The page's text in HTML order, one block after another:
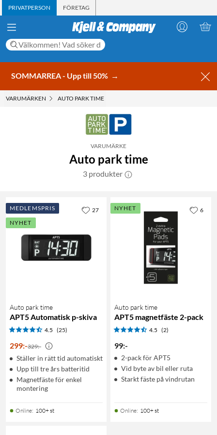
PRIVATPERSON FÖRETAG
SOMMARREA - Upp till 50% →
VARUMÄRKEN AUTO PARK TIME
VARUMÄRKE
Auto park time
3 produkter
MEDLEMSPRIS
NYHET
Auto park time
APT5 Automatisk p-skiva
4.5 (25)
299:-329:-
Ställer in rätt tid automatiskt
Upp till tre års batteritid
Magnetfäste för enkel
montering
Online: 100+ st
27 NYHET
Auto park time
APT5 magnetfäste 2-pack
4.5 (2)
99:-
2-pack för APT5
Vid byte av bil eller ruta
Starkt fäste på vindrutan
Online: 100+ st
6